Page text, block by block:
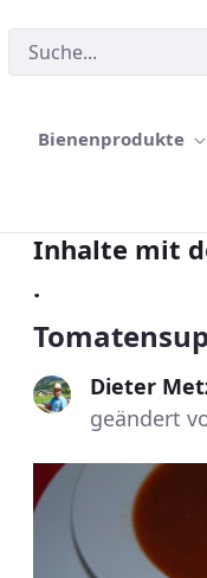
Bienenprodukte
Inhalte mit
.
Dieter
geändert